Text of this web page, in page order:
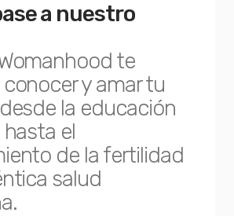
a nuestro
te
y amar tu
la educación
el
de la fertilidad
salud